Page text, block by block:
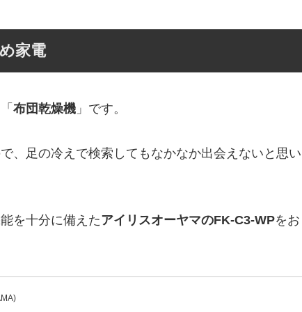
家電
布団乾燥機 」です。
、足の冷えで検索してもなかなか出会えないと思い
を十分に備えたアイリスオーヤマのFK-C3-WPをお